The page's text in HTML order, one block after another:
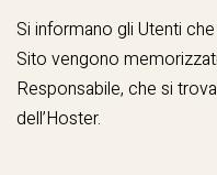
Si informano gli Utenti
Sito vengono
Responsabile, che si
dell’Hoster.